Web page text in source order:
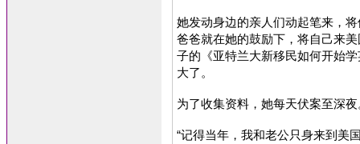
她发动身边的亲人们动起笔来，
爸爸就在她的鼓励下，将自己来
子的《亚特兰大新移民如何开始
大了。
为了收集资料，她每天伏案至深
“记得当年，我和老公只身来到美